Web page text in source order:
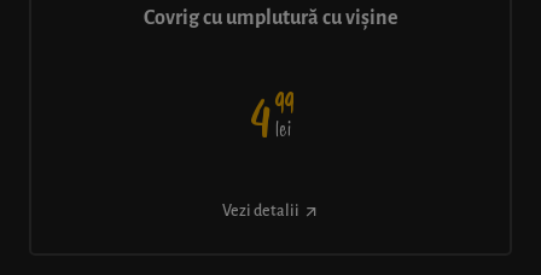
Covrig cu umplutură cu vișine
499
lei
Vezi detalii